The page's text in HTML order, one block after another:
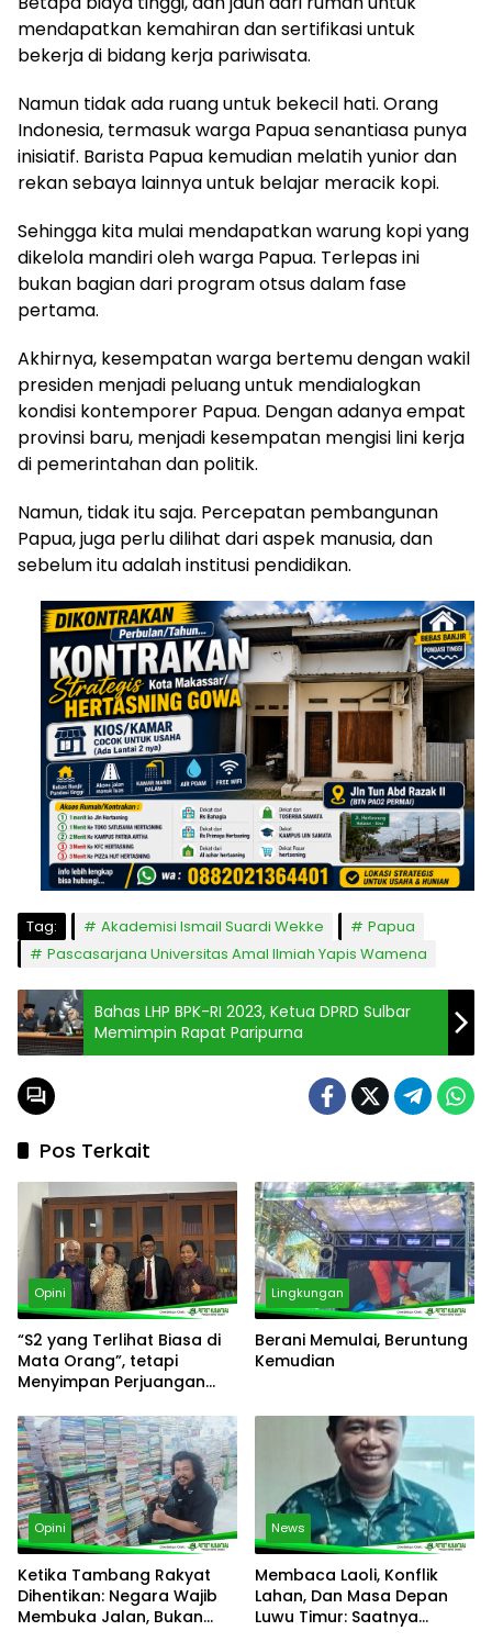
mendapatkan kemahiran dan sertifikasi untuk
bekerja di bidang kerja pariwisata.
Namun tidak ada ruang untuk bekecil hati. Orang
Indonesia, termasuk warga Papua senantiasa punya
inisiatif. Barista Papua kemudian melatih yunior dan
rekan sebaya lainnya untuk belajar meracik kopi.
Sehingga kita mulai mendapatkan warung kopi yang
dikelola mandiri oleh warga Papua. Terlepas ini
bukan bagian dari program otsus dalam fase
pertama.
Akhirnya, kesempatan warga bertemu dengan wakil
presiden menjadi peluang untuk mendialogkan
kondisi kontemporer Papua. Dengan adanya empat
provinsi baru, menjadi kesempatan mengisi lini kerja
di pemerintahan dan politik.
Namun, tidak itu saja. Percepatan pembangunan
Papua, juga perlu dilihat dari aspek manusia, dan
sebelum itu adalah institusi pendidikan.
Tag: Akademisi Ismail Suardi Wekke
Papua
Pascasarjana Universitas Amal Ilmiah Yapis Wamena
Bahas LHP BPK-RI 2023, Ketua DPRD Sulbar
Memimpin Rapat Paripurna
Pos Terkait
Opini
“S2 yang Terlihat Biasa di
Mata Orang”, tetapi
Menyimpan Perjuangan
Orang Tahu
Lingkungan
Berani Memulai, Beruntung
Kemudian
Opini
Ketika Tambang Rakyat
Dihentikan: Negara Wajib
Membuka Jalan, Bukan
News
Membaca Laoli, Konflik
Lahan, Dan Masa Depan
Luwu Timur: Saatnya